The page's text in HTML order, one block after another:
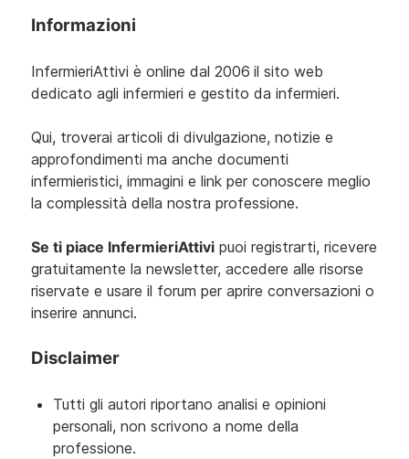
Informazioni
InfermieriAttivi è online dal 2006 il sito web
dedicato agli infermieri e gestito da infermieri.
Qui, troverai articoli di divulgazione, notizie e
approfondimenti ma anche documenti
infermieristici, immagini e link per conoscere meglio
la complessità della nostra professione.
Se ti piace InfermieriAttivi puoi registrarti, ricevere
gratuitamente la newsletter, accedere alle risorse
riservate e usare il forum per aprire conversazioni o
inserire annunci.
Disclaimer
Tutti gli autori riportano analisi e opinioni
personali, non scrivono a nome della
professione.